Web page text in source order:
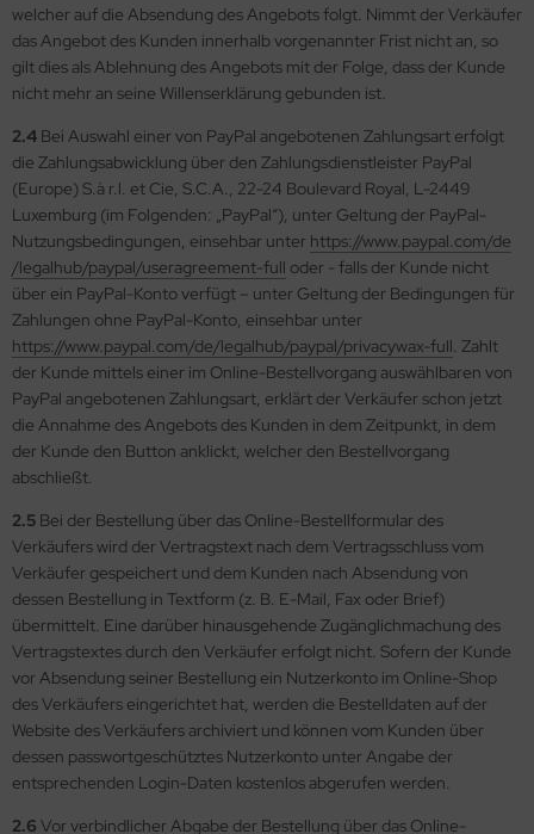
welcher auf die Absendung des Angebots folgt. Nimmt der Verkäufer
das Angebot des Kunden innerhalb vorgenannter Frist nicht an, so
gilt dies als Ablehnung des Angebots mit der Folge, dass der Kunde
nicht mehr an seine Willenserklärung gebunden ist.
2.4 Bei Auswahl einer von PayPal angebotenen Zahlungsart erfolgt
die Zahlungsabwicklung über den Zahlungsdienstleister PayPal
(Europe) S.à r.l. et Cie, S.C.A., 22-24 Boulevard Royal, L-2449
Luxemburg (im Folgenden: „PayPal“), unter Geltung der PayPal-
Nutzungsbedingungen, einsehbar unter https://www.paypal.com/de
/legalhub/paypal/useragreement-full oder - falls der Kunde nicht
über ein PayPal-Konto verfügt – unter Geltung der Bedingungen für
Zahlungen ohne PayPal-Konto, einsehbar unter
https://www.paypal.com/de/legalhub/paypal/privacywax-full. Zahlt
der Kunde mittels einer im Online-Bestellvorgang auswählbaren von
PayPal angebotenen Zahlungsart, erklärt der Verkäufer schon jetzt
die Annahme des Angebots des Kunden in dem Zeitpunkt, in dem
der Kunde den Button anklickt, welcher den Bestellvorgang
abschließt.
2.5 Bei der Bestellung über das Online-Bestellformular des
Verkäufers wird der Vertragstext nach dem Vertragsschluss vom
Verkäufer gespeichert und dem Kunden nach Absendung von
dessen Bestellung in Textform (z. B. E-Mail, Fax oder Brief)
übermittelt. Eine darüber hinausgehende Zugänglichmachung des
Vertragstextes durch den Verkäufer erfolgt nicht. Sofern der Kunde
vor Absendung seiner Bestellung ein Nutzerkonto im Online-Shop
des Verkäufers eingerichtet hat, werden die Bestelldaten auf der
Website des Verkäufers archiviert und können vom Kunden über
dessen passwortgeschütztes Nutzerkonto unter Angabe der
entsprechenden Login-Daten kostenlos abgerufen werden.
2.6 Vor verbindlicher Abgabe der Bestellung über das Online-